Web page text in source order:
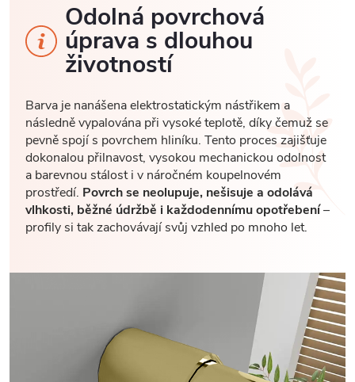
Odolná povrchová
úprava s dlouhou
životností
Barva je nanášena elektrostatickým nástřikem a
následně vypalována při vysoké teplotě, díky čemuž se
pevně spojí s povrchem hliníku. Tento proces zajišťuje
dokonalou přilnavost, vysokou mechanickou odolnost
a barevnou stálost i v náročném koupelnovém
prostředí. Povrch se neolupuje, nešisuje a odolává
vlhkosti, běžné údržbě i každodennímu opotřebení–
profily si tak zachovávají svůj vzhled po mnoho let.